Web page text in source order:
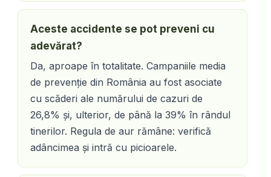
Aceste accidente se pot preveni cu
adevărat?
Da, aproape în totalitate. Campaniile media
de prevenție din România au fost asociate
cu scăderi ale numărului de cazuri de
26,8% și, ulterior, de până la 39% în rândul
tinerilor. Regula de aur rămâne: verifică
adâncimea și intră cu picioarele.